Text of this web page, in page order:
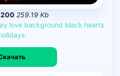
259.19 Kb
love background black hearts